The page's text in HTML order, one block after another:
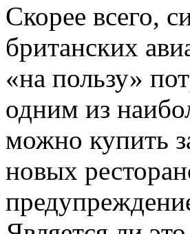
Скорее всего,
британских
«на пользу»
одним из
можно купить
новых